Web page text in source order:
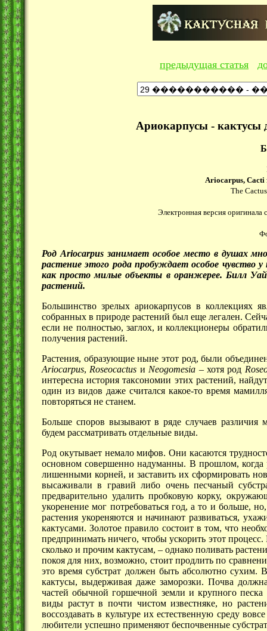
предыдущая статья
Ариокарпусы -
Ariocarpus, Cacti
The
Электронная версия оригинала
Род Ariocarpus занимает особое место в душах
растение этого рода пробуждает особое чувство
как просто милые объекты в оранжерее. Билл
растений.
Большинство зрелых ариокарпусов в коллекциях
собранных в природе растений был еще легален.
если не полностью, заглох, и коллекционеры
получения растений.
Растения, образующие ныне этот род, были
Ariocarpus,Roseocactus иNeogomesia – хотя род
интересна история таксономии этих растений,
один из видов даже считался какое-то время
повторяться не станем.
Больше споров вызывают в ряде случаев
будем рассматривать отдельные виды.
Род окутывает немало мифов. Они касаются
основном совершенно надуманны. В прошлом, когда
лишенными корней, и заставить их сформировать
высаживали в гравий либо очень песчаный
предварительно удалить пробковую корку,
укоренение мог потребоваться год, а то и больше,
растения укореняются и начинают развиваться,
кактусами. Золотое правило состоит в том, что
предпринимать ничего, чтобы ускорить этот
сколько и прочим кактусам, – однако поливать
покоя для них, возможно, стоит продлить по
это время субстрат должен быть абсолютно сухим.
кактусы, выдерживая даже заморозки. Почва
частей обычной горшечной земли и крупного
виды растут в почти чистом известняке, но
воссоздавать в культуре их естественную среду
любители успешно применяют беспочвенные